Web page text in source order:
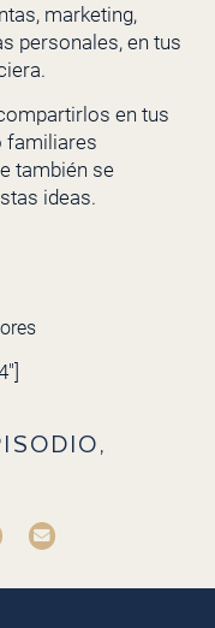
marketing,
personales, en tus
en tus
familiares
también se
ideas.